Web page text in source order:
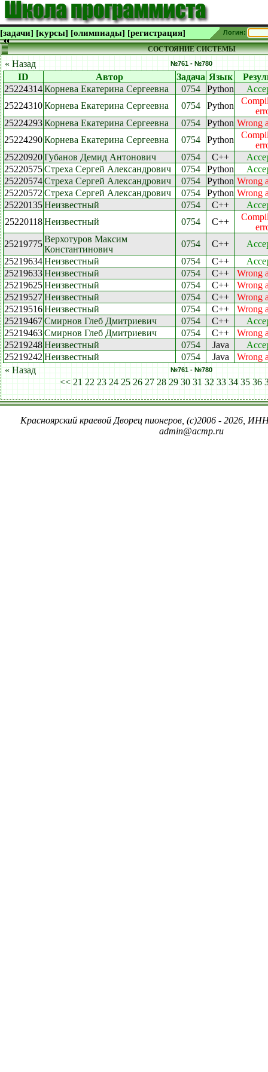
[задачи] [курсы] [олимпиады] [регистрация] Логин:
СОСТОЯНИЕ СИСТЕМЫ
« Назад №761 - №780
ID Автор Задача Язык
25224314Корнева Екатерина Сергеевна 0754 Python
25224310Корнева Екатерина Сергеевна 0754 Python
25224293Корнева Екатерина Сергеевна 0754 Python Wrong
25224290Корнева Екатерина Сергеевна 0754 Python
25220920Губанов Демид Антонович 0754 C++
25220575Стреха Сергей Александрович 0754 Python
25220574Стреха Сергей Александрович 0754 Python Wrong
25220572 Стреха Сергей Александрович 0754 Python Wrong
25220135Неизвестный 0754 C++
25220118 Неизвестный 0754 C++
25219775Верхотуров Максим
Константинович
0754 C++
25219634Неизвестный 0754 C++
25219633Неизвестный 0754 C++
Wrong
25219625Неизвестный 0754 C++
Wrong
25219527Неизвестный 0754 C++
Wrong
25219516Неизвестный 0754 C++
Wrong
25219467Смирнов Глеб Дмитриевич 0754 C++
25219463Смирнов Глеб Дмитриевич 0754 C++
Wrong
25219248Неизвестный 0754 Java
25219242 Неизвестный 0754 Java
Wrong
« Назад
№761 - №780
<< 21 22 23 24 25 26 27 28 29 30 31 32 33 34 35 36
Красноярский краевой Дворец пионеров, (c)2006 - 2026,
admin@acmp.ru